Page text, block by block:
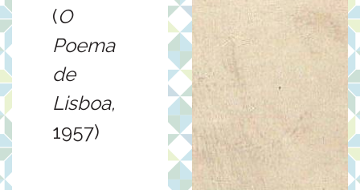
(O
Poema
de
Lisboa,
1957)